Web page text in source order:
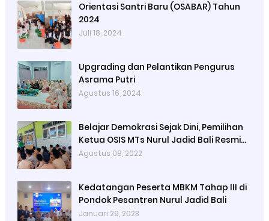
Orientasi Santri Baru (OSABAR) Tahun
2024
Juli 18, 2024
Upgrading dan Pelantikan Pengurus
Asrama Putri
Agustus 16, 2024
Belajar Demokrasi Sejak Dini, Pemilihan
Ketua OSIS MTs Nurul Jadid Bali Resmi
Digelar
Agustus 08, 2022
Kedatangan Peserta MBKM Tahap III di
Pondok Pesantren Nurul Jadid Bali
Januari 29, 2023